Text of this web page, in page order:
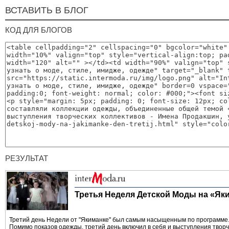
ВСТАВИТЬ В БЛОГ
КОД ДЛЯ БЛОГОВ
РЕЗУЛЬТАТ
Третья Неделя Детской Моды на
Третий день Недели от "Якиманке" был самым насыщенным по
Помимо показов одежды, третий день включил в себя и выступления